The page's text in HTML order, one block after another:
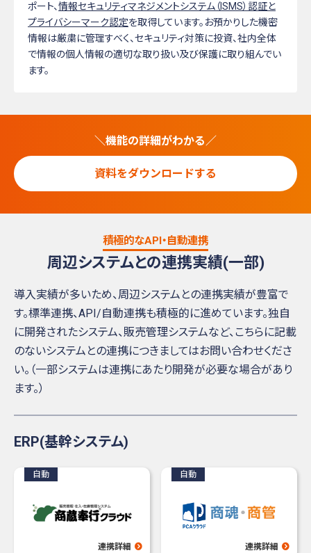
ポート、情報セキュリティマネジメントシステム（ISMS）認証と
プライバシーマーク認定を取得しています。お預かりした機密
情報は厳粛に管理すべく、セキュリティ対策に投資、社内全体
で情報の個人情報の適切な取り扱い及び保護に取り組んでい
ます。
＼機能の詳細がわかる／
資料をダウンロードする
積極的なAPI・自動連携
周辺システムとの連携実績(一部)
導入実績が多いため、周辺システムとの連携実績が豊富で
す。標準連携、API/自動連携も積極的に進めています。独自
に開発されたシステム、販売管理システムなど、こちらに記載
のないシステムとの連携につきましてはお問い合わせくださ
い。 （一部システムは連携にあたり開発が必要な場合があり
ます。）
ERP(基幹システム)
連携詳細 連携詳細